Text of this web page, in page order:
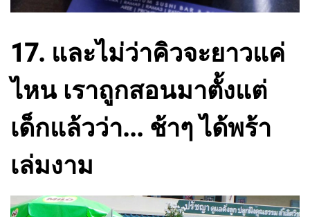
17. และไม่ว่าคิวจะยาวแค่
ไหน เราถูกสอนมาตั้งแต่
เด็กแล้วว่า... ช้าๆ ได้พร้า
เล่มงาม